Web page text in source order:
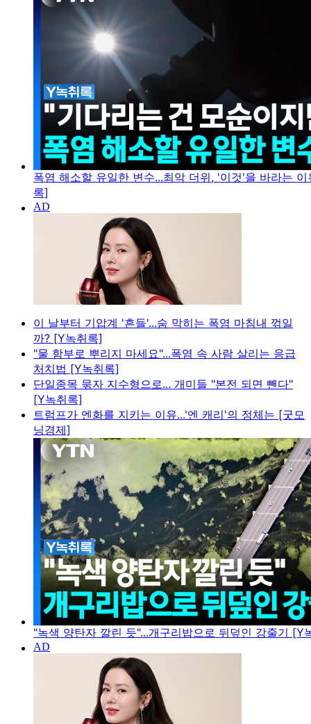
폭염 해소할 유일한 변수...최악 더위, '이것'을 바라는
록]
이 날부터 기압계 '흔들'...숨 막히는 폭염 마침내 꺾일
까? [Y녹취록]
"물 함부로 뿌리지 마세요"...폭염 속 사람 살리는 응급
처치법 [Y녹취록]
단일종목 묶자 지수형으로... 개미들 "본전 되면 뺀다"
[Y녹취록]
트럼프가 엔화를 지키는 이유...'엔 캐리'의 정체는 [굿모
닝경제]
"녹색 양탄자 깔린 듯"...개구리밥으로 뒤덮인 강줄기 [Y